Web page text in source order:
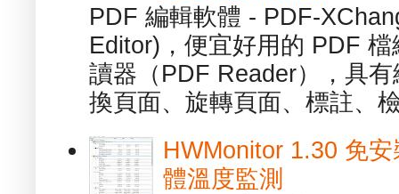
PDF 編輯軟體 - PDF-
Editor)，便宜好用的 PDF
讀器（PDF Reader），具
換頁面、旋轉頁面、標註、
HWMonitor 1.30 免
體溫度監測